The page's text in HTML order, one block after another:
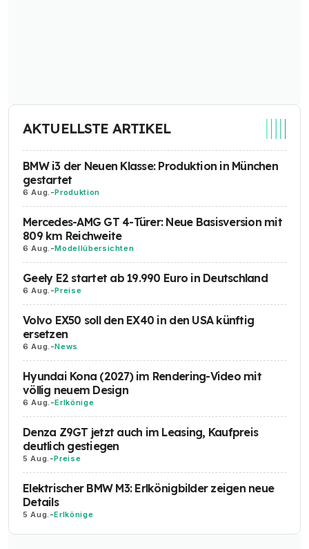
AKTUELLSTE ARTIKEL
BMW i3 der Neuen Klasse: Produktion in München
gestartet
6 Aug. -Produktion
Mercedes-AMG GT 4-Türer: Neue Basisversion mit
809 km Reichweite
6 Aug. -Modellübersichten
Geely E2 startet ab 19.990 Euro in Deutschland
6 Aug. -Preise
Volvo EX50 soll den EX40 in den USA künftig
ersetzen
6 Aug. -News
Hyundai Kona (2027) im Rendering-Video mit
völlig neuem Design
6 Aug. -Erlkönige
Denza Z9GT jetzt auch im Leasing, Kaufpreis
deutlich gestiegen
5 Aug. -Preise
Elektrischer BMW M3: Erlkönigbilder zeigen neue
Details
5 Aug. -Erlkönige